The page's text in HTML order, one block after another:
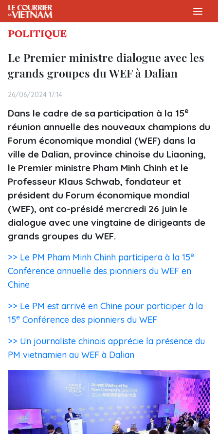
POLITIQUE
Le Premier ministre dialogue avec les
grands groupes du WEF à Dalian
26/06/2024 17:14
Dans le cadre de sa participation à la 15e
réunion annuelle des nouveaux champions du
Forum économique mondial (WEF) dans la
ville de Dalian, province chinoise du Liaoning,
le Premier ministre Pham Minh Chinh et le
Professeur Klaus Schwab, fondateur et
président du Forum économique mondial
(WEF), ont co-présidé mercredi 26 juin le
dialogue avec une vingtaine de dirigeants de
grands groupes du WEF.
>> Le PM Pham Minh Chinh participera à la 15e
Conférence annuelle des pionniers du WEF en
Chine
>> Le PM est arrivé en Chine pour participer à la
15e Conférence des pionniers du WEF
>> Un journaliste chinois apprécie la présence du
PM vietnamien au WEF à Dalian